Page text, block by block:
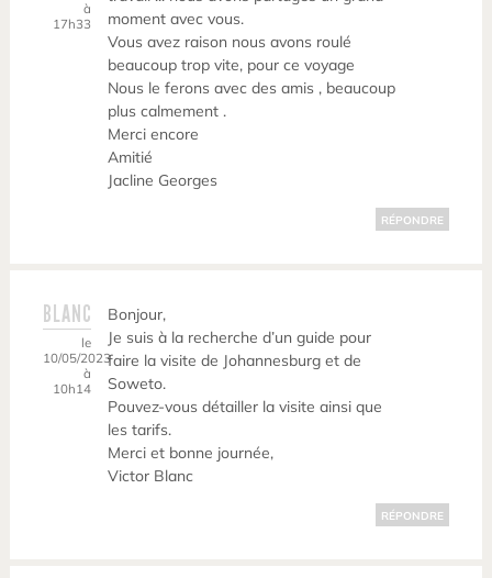
à
17h33
moment avec vous.
Vous avez raison nous avons roulé
beaucoup trop vite, pour ce voyage
Nous le ferons avec des amis , beaucoup
plus calmement .
Merci encore
Amitié
Jacline Georges
RÉPONDRE
BLANC
le
10/05/2023
à
10h14
Bonjour,
Je suis à la recherche d’un guide pour
faire la visite de Johannesburg et de
Soweto.
Pouvez-vous détailler la visite ainsi que
les tarifs.
Merci et bonne journée,
Victor Blanc
RÉPONDRE